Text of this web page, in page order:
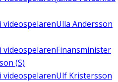
i videospelarenUlla Andersson
i videospelarenFinansminister
(S)
i videospelarenUlf Kristersson